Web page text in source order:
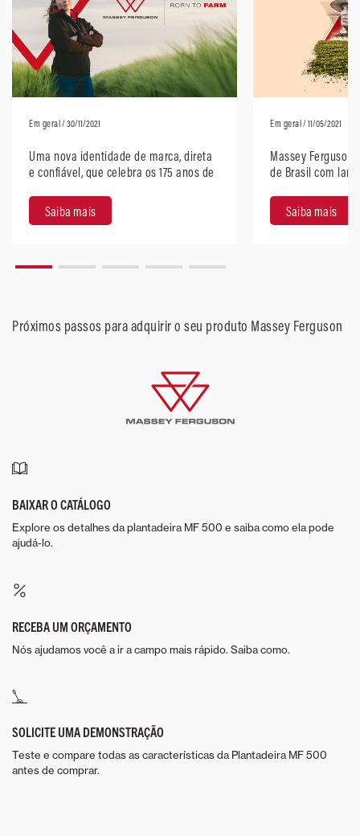
Em geral/ 30/11/2021
Uma nova identidade de marca, direta
e confiável, que celebra os 175 anos de
Saiba mais
Em geral/ 11/05/2021
Massey Ferguson
de Brasil com
Saiba mais
Próximos passos para adquirir o seu produto Massey Ferguson
BAIXAR O CATÁLOGO
Explore os detalhes da plantadeira MF 500 e saiba como ela pode
ajudá-lo.
RECEBA UM ORÇAMENTO
Nós ajudamos você a ir a campo mais rápido. Saiba como.
SOLICITE UMA DEMONSTRAÇÃO
Teste e compare todas as características da Plantadeira MF 500
antes de comprar.